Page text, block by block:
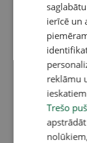
ierīcē un
reklāmu
Trešo